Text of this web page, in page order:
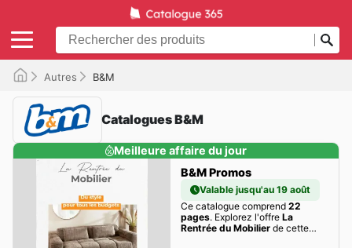
Autres B&M
Catalogues B&M
Meilleure affaire du jour
B&M Promos
Valable jusqu'au 19 août
Ce catalogue comprend 22
pages. Explorez l'offre La
Rentrée du Mobilierde cette